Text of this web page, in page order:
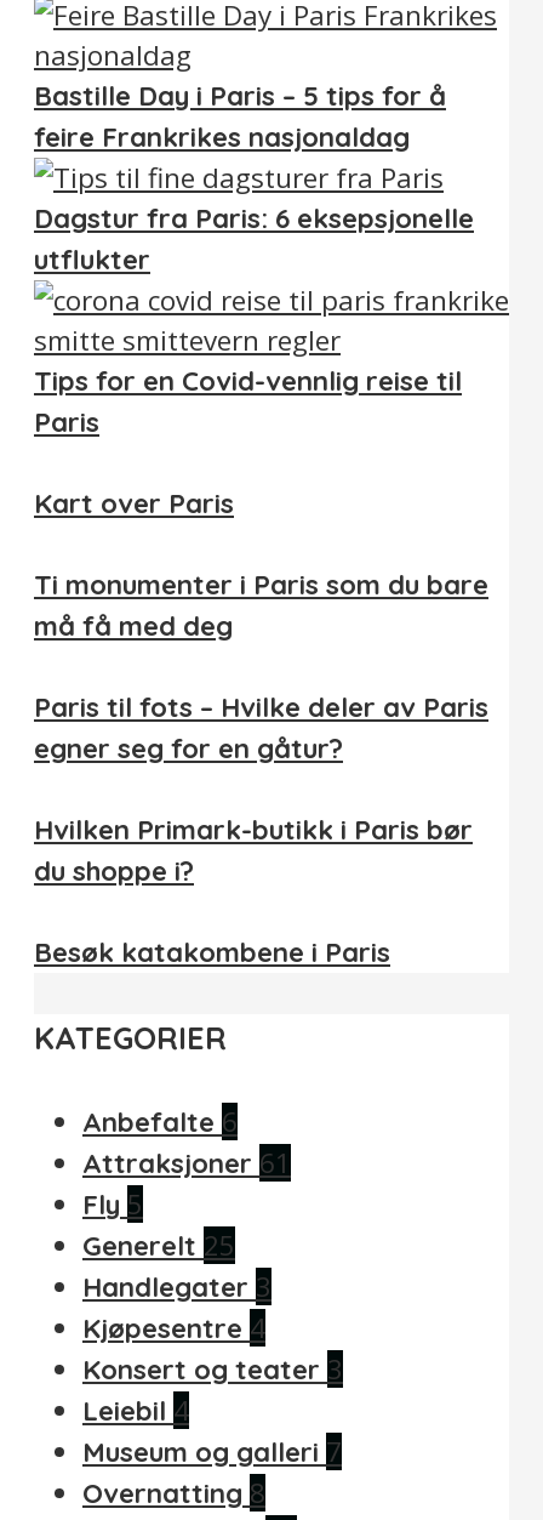
Bastille Day i Paris – 5 tips for å
feire Frankrikes nasjonaldag
Dagstur fra Paris: 6 eksepsjonelle
utflukter
Tips for en Covid-vennlig reise til
Paris
Kart over Paris
Ti monumenter i Paris som du bare
må få med deg
Paris til fots – Hvilke deler av Paris
egner seg for en gåtur?
Hvilken Primark-butikk i Paris bør
du shoppe i?
Besøk katakombene i Paris
KATEGORIER
Anbefalte 6
Attraksjoner 61
Fly 5
Generelt 25
Handlegater 3
Kjøpesentre 4
Konsert og teater 3
Leiebil 4
Museum og galleri 7
Overnatting 8